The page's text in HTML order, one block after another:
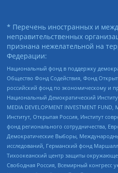
* Перечень иностранных и
неправительственных
признана нежелательной на
Федерации:
Национальный фонд в поддержку
Общество Фонд Содействия, Фонд
российский фонд по экономическому и
Национальный Демократический
MEDIA DEVELOPMENT INVESTMENT
Институт, Открытая Россия, Институт
фонд регионального сотрудничества,
Демократические Выборы,
исследований, Германский фонд
Тихоокеанский центр защиты
Свободная Россия, Всемирный конгресс